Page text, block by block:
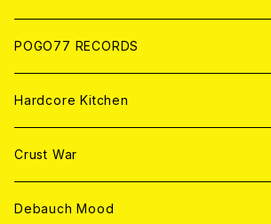
POGO77 RECORDS
Hardcore Kitchen
Crust War
Debauch Mood